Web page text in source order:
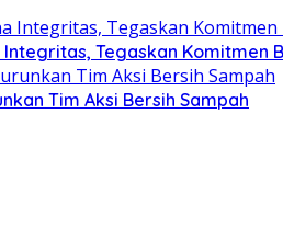
Tegaskan Komitmen
Tim Aksi Bersih Sampah